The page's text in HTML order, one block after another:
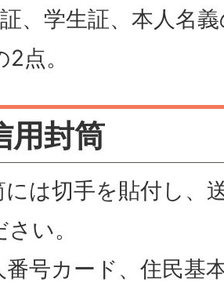
、学生証、本人名
2点。
用封筒
には切手を貼付し、
い。
番号カード、住民基